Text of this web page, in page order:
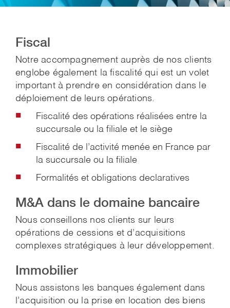
Fiscal
Notre accompagnement auprès de nos clients
englobe également la fiscalité qui est un volet
important à prendre en considération dans le
déploiement de leurs opérations.
Fiscalité des opérations réalisées entre la
succursale ou la filiale et le siège
Fiscalité de l’activité menée en France par
la succursale ou la filiale
Formalités et obligations declaratives
M&A dans le domaine bancaire
Nous conseillons nos clients sur leurs
opérations de cessions et d’acquisitions
complexes stratégiques à leur développement.
Immobilier
Nous assistons les banques également dans
l’acquisition ou la prise en location des biens